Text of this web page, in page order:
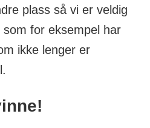
plass så vi er veldig
for eksempel har
ikke lenger er